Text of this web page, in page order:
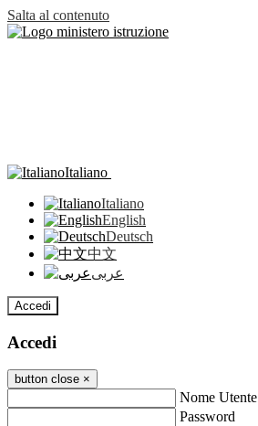
Salta al contenuto
Italiano
Italiano
English
Deutsch
中文
عربى
Accedi
Accedi
button close ×
Nome Utente
Password